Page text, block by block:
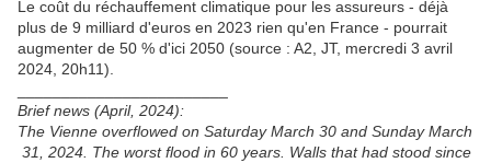
Le coût du réchauffement climatique pour les assureurs - déjà
plus de 9 milliard d'euros en 2023 rien qu'en France - pourrait
augmenter de 50 % d'ici 2050 (source : A2, JT, mercredi 3 avril
2024, 20h11).
Brief news (April, 2024):
The Vienne overflowed on Saturday March 30 and Sunday March
31, 2024. The worst flood in 60 years. Walls that had stood since